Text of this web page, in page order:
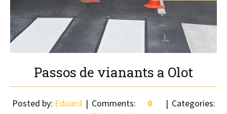
Passos de vianants a Olot
Posted by: Eduard Comments: 0
Categories: